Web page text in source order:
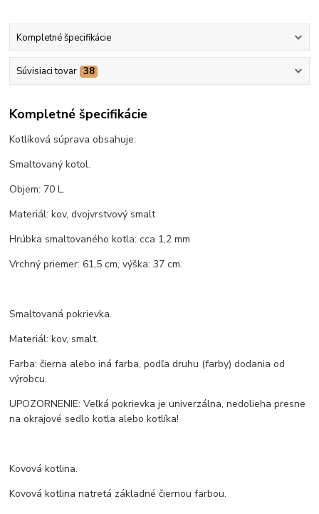
Kompletné špecifikácie
Súvisiaci tovar 38
Kompletné špecifikácie
Kotlíková súprava obsahuje:
Smaltovaný kotol.
Objem: 70 L.
Materiál: kov, dvojvrstvový smalt
Hrúbka smaltovaného kotla: cca 1,2 mm
Vrchný priemer: 61,5 cm, výška: 37 cm.
Smaltovaná pokrievka.
Materiál: kov, smalt.
Farba: čierna alebo iná farba, podľa druhu (farby) dodania od
výrobcu.
UPOZORNENIE: Veľká pokrievka je univerzálna, nedolieha presne
na okrajové sedlo kotla alebo kotlíka!
Kovová kotlina.
Kovová kotlina natretá základné čiernou farbou.